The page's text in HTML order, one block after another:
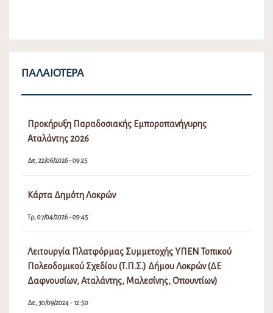
ΠΑΛΑΙΌΤΕΡΑ
Προκήρυξη Παραδοσιακής Εμποροπανήγυρης
Αταλάντης 2026
Δε, 22/06/2026 - 09:25
Κάρτα Δημότη Λοκρών
Τρ, 07/04/2026 - 09:45
Λειτουργία Πλατφόρμας Συμμετοχής ΥΠΕΝ Τοπικού
Πολεοδομικού Σχεδίου (Τ.Π.Σ.) Δήμου Λοκρών (ΔΕ
Δαφνουσίων, Αταλάντης, Μαλεσίνης, Οπουντίων)
Δε, 30/09/2024 - 12:50